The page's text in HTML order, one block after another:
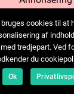
Cookies
Kontakta oss
Sitemap
cookies til at
af
tredjepart. Ved
du
Ok